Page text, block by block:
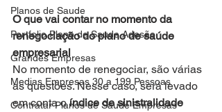
Planos de Saude
Portfolio Plano de Saude Adesão
Grandes Empresas
Medias Empresas 30 a 199 Pessoas
Contratar Planos de Saude Empresas
O que vai contar no momento da
renegociação do plano de saúde
empresarial
No momento de renegociar, são várias
as questões. Nesse caso, será levado
em conta o índice de sinistralidade